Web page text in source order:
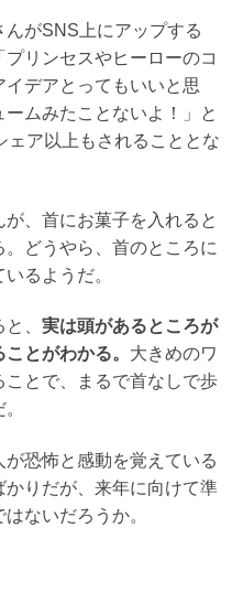
がSNS上にアップする
リンセスやヒーローのコ
デアとってもいいと思
ムみたことないよ！」と
ェア以上もされることとな
、首にお菓子を入れると
どうやら、首のところに
るようだ。
、 実は頭があるところが
とがわかる。 大きめのワ
とで、まるで首なしで歩
恐怖と感動を覚えている
りだが、来年に向けて準
ないだろうか。